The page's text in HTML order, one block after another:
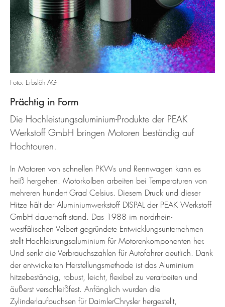
Foto: Erbslöh AG
Prächtig in Form
Die Hochleistungsaluminium-Produkte der PEAK
Werkstoff GmbH bringen Motoren beständig auf
Hochtouren.
In Motoren von schnellen PKWs und Rennwagen kann es
heiß hergehen. Motorkolben arbeiten bei Temperaturen von
mehreren hundert Grad Celsius. Diesem Druck und dieser
Hitze hält der Aluminiumwerkstoff DISPAL der PEAK Werkstoff
GmbH dauerhaft stand. Das 1988 im nordrhein-
westfälischen Velbert gegründete Entwicklungsunternehmen
stellt Hochleistungsaluminium für Motorenkomponenten her.
Und senkt die Verbrauchszahlen für Autofahrer deutlich. Dank
der entwickelten Herstellungsmethode ist das Aluminium
hitzebeständig, robust, leicht, flexibel zu verarbeiten und
äußerst verschleißfest. Anfänglich wurden die
Zylinderlaufbuchsen für DaimlerChrysler hergestellt,